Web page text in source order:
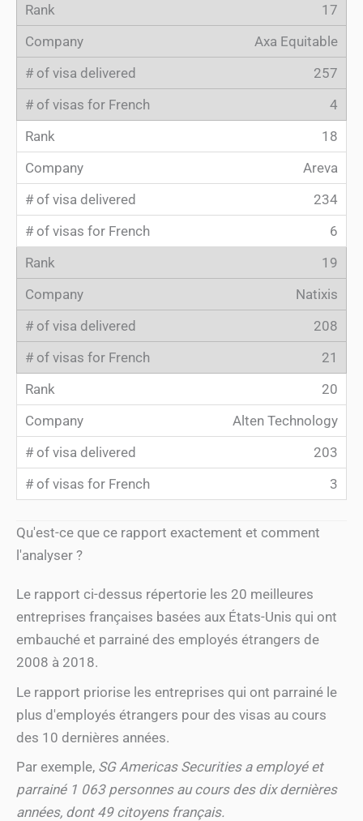
17
Axa Equitable
257
4
18
Areva
234
6
19
Natixis
208
21
20
Alten Technology
203
3
Qu'est-ce que ce rapport exactement et comment
l'analyser ?
Le rapport ci-dessus répertorie les 20 meilleures
entreprises françaises basées aux États-Unis qui ont
embauché et parrainé des employés étrangers de
2008 à 2018.
Le rapport priorise les entreprises qui ont parrainé le
plus d'employés étrangers pour des visas au cours
des 10 dernières années.
Par exemple, SG Americas Securities a employé et
parrainé 1 063 personnes au cours des dix dernières
années, dont 49 citoyens français.